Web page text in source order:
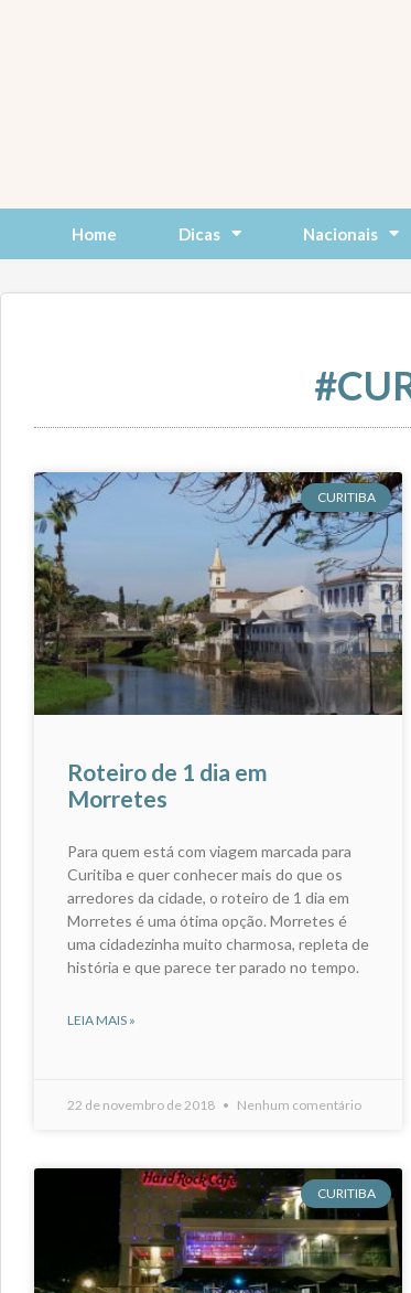
Home Dicas Nacionais
CURITIBA
Roteiro de 1 dia em
Morretes
Para quem está com viagem marcada para
Curitiba e quer conhecer mais do que os
arredores da cidade, o roteiro de 1 dia em
Morretes é uma ótima opção. Morretes é
uma cidadezinha muito charmosa, repleta de
história e que parece ter parado no tempo.
LEIA MAIS »
22 de novembro de 2018 Nenhum comentário
CURITIBA